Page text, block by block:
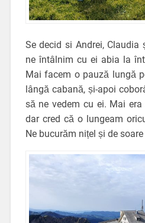
Se decid si Andrei,
ne întâlnim cu ei abia la
Mai facem o pauză lungă
lângă cabană, și-apoi
să ne vedem cu ei. Mai
dar cred că o lungeam
Ne bucurăm nițel și de